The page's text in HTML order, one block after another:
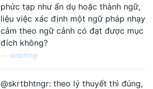
phức tạp như ẩn dụ hoặc thành ngữ,
liệu việc xác định một ngữ pháp nhạy
cảm theo ngữ cảnh có đạt được mục
đích không?
skrtbhtngr
@skrtbhtngr: theo lý thuyết thì đúng,